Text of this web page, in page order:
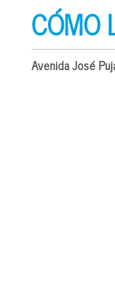
CÓMO
Avenida José